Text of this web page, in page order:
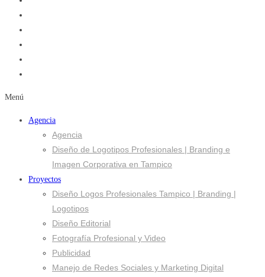
Menú
Agencia
Agencia
Diseño de Logotipos Profesionales | Branding e
Imagen Corporativa en Tampico
Proyectos
Diseño Logos Profesionales Tampico | Branding |
Logotipos
Diseño Editorial
Fotografía Profesional y Video
Publicidad
Manejo de Redes Sociales y Marketing Digital